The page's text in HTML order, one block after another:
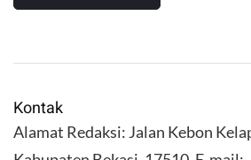
Kontak
Alamat Redaksi: Jalan Kebon